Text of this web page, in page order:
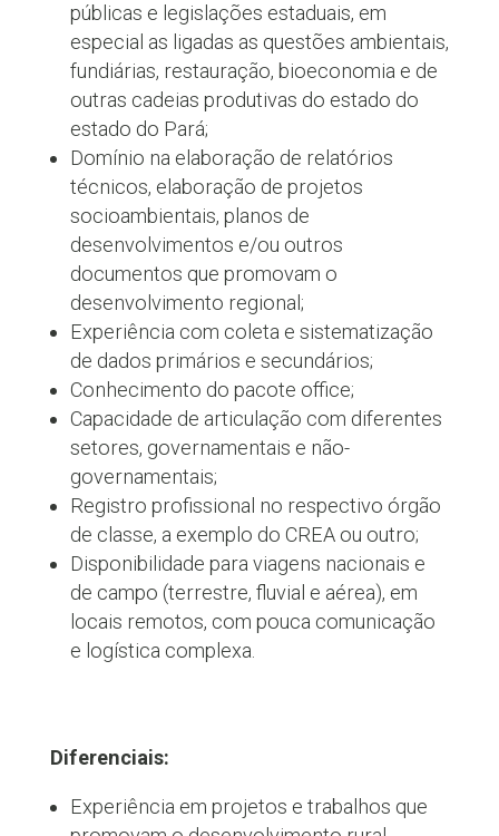
públicas e legislações estaduais, em
especial as ligadas as questões ambientais,
fundiárias, restauração, bioeconomia e de
outras cadeias produtivas do estado do
estado do Pará;
Domínio na elaboração de relatórios
técnicos, elaboração de projetos
socioambientais, planos de
desenvolvimentos e/ou outros
documentos que promovam o
desenvolvimento regional;
Experiência com coleta e sistematização
de dados primários e secundários;
Conhecimento do pacote office;
Capacidade de articulação com diferentes
setores, governamentais e não-
governamentais;
Registro profissional no respectivo órgão
de classe, a exemplo do CREA ou outro;
Disponibilidade para viagens nacionais e
de campo (terrestre, fluvial e aérea), em
locais remotos, com pouca comunicação
e logística complexa.
Diferenciais:
Experiência em projetos e trabalhos que